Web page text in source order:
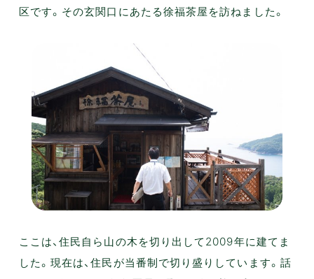
区です。その玄関口にあたる徐福茶屋を訪ねました。
ここは、住民自ら山の木を切り出して2009年に建てま
した。現在は、住民が当番制で切り盛りしています。話